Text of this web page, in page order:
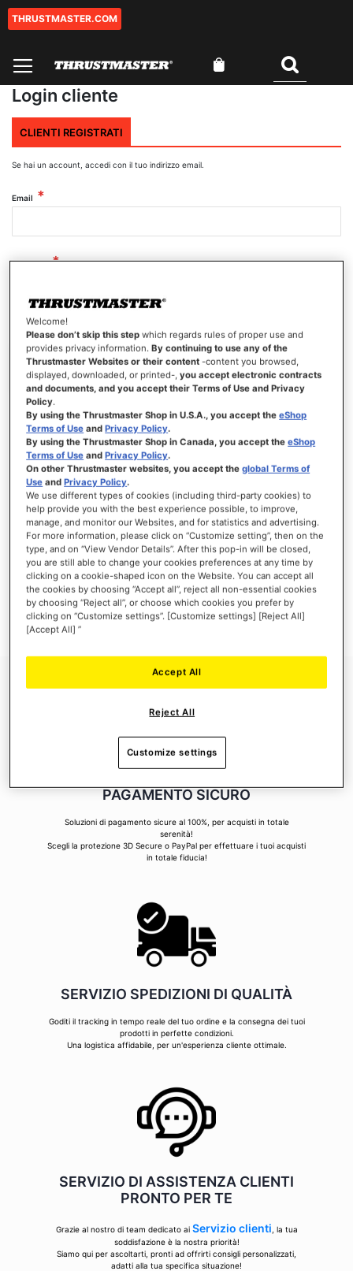
Salta
THRUSTMASTER.COM
Login cliente
CLIENTI REGISTRATI
Se hai un account, accedi con il tuo indirizzo email.
Email
Password
Mostra password
ACCEDI
Hai dimenticato la password?
NUOVI CLIENTI
La creazione di un account ha molti vantaggi: check-out veloce, salvare più di un
indirizzo, tenere traccia degli ordini e altro ancora.
CREA UN ACCOUNT
PAGAMENTO SICURO
Soluzioni di pagamento sicure al 100%, per acquisti in totale
serenità!
Scegli la protezione 3D Secure o PayPal per effettuare i tuoi acquisti
in totale fiducia!
SERVIZIO SPEDIZIONI DI QUALITÀ
Goditi il tracking in tempo reale del tuo ordine e la consegna dei tuoi
prodotti in perfette condizioni.
Una logistica affidabile, per un'esperienza cliente ottimale.
SERVIZIO DI ASSISTENZA CLIENTI
PRONTO PER TE
Grazie al nostro di team dedicato ai Servizio clienti , la tua
soddisfazione è la nostra priorità!
Siamo qui per ascoltarti, pronti ad offrirti consigli personalizzati,
adatti alla tua specifica situazione!
Welcome!
Please don’t skip this step which regards rules of proper use and
provides privacy information.By continuing to use any of the
Thrustmaster Websites or their content -content you browsed,
displayed, downloaded, or printed-,you accept electronic contracts
and documents, and you accept their Terms of Use and Privacy
Policy.
By using the Thrustmaster Shop in U.S.A., you accept theeShop
Terms of Use andPrivacy Policy.
By using the Thrustmaster Shop in Canada, you accept theeShop
Terms of Use andPrivacy Policy.
On other Thrustmaster websites, you accept theglobal Terms of
Use andPrivacy Policy.
We use different types of cookies (including third-party cookies) to
help provide you with the best experience possible, to improve,
manage, and monitor our Websites, and for statistics and advertising.
For more information, please click on “Customize setting”, then on the
type, and on “View Vendor Details”. After this pop-in will be closed,
you are still able to change your cookies preferences at any time by
clicking on a cookie-shaped icon on the Website. You can accept all
the cookies by choosing “Accept all”, reject all non-essential cookies
by choosing “Reject all”, or choose which cookies you prefer by
clicking on “Customize settings”. [Customize settings] [Reject All]
[Accept All] ”
Reject All
Accept All
Customize settings